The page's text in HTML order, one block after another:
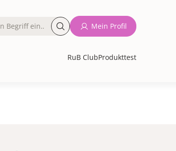
RuB ClubProdukttest
Mein Profil